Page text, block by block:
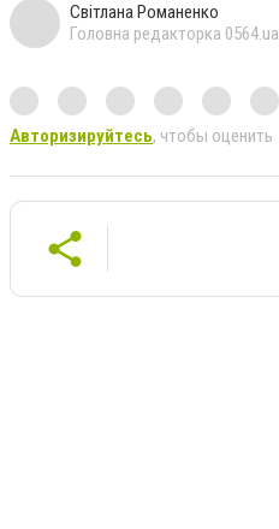
Світлана Романенко
Головна редакторка 0564.ua
Авторизируйтесь, чтобы оценить